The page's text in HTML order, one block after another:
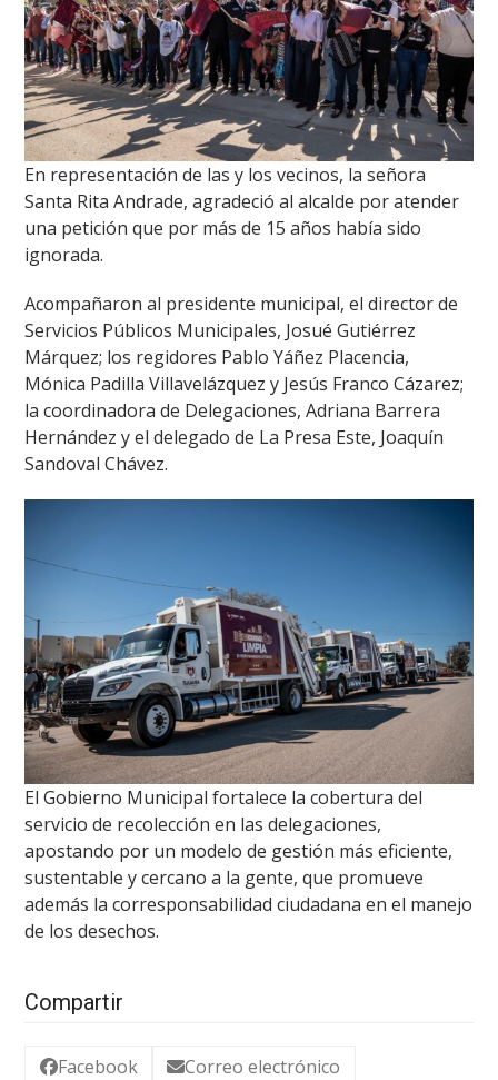
En representación de las y los vecinos, la señora
Santa Rita Andrade, agradeció al alcalde por atender
una petición que por más de 15 años había sido
ignorada.
Acompañaron al presidente municipal, el director de
Servicios Públicos Municipales, Josué Gutiérrez
Márquez; los regidores Pablo Yáñez Placencia,
Mónica Padilla Villavelázquez y Jesús Franco Cázarez;
la coordinadora de Delegaciones, Adriana Barrera
Hernández y el delegado de La Presa Este, Joaquín
Sandoval Chávez.
El Gobierno Municipal fortalece la cobertura del
servicio de recolección en las delegaciones,
apostando por un modelo de gestión más eficiente,
sustentable y cercano a la gente, que promueve
además la corresponsabilidad ciudadana en el manejo
de los desechos.
Compartir
Facebook Correo electrónico